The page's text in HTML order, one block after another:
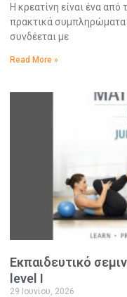
Η κρεατίνη είναι ένα από
πρακτικά
συνδέεται με
Read More »
Εκπαιδευτικό
level I
29 Ιουνίου, 2026